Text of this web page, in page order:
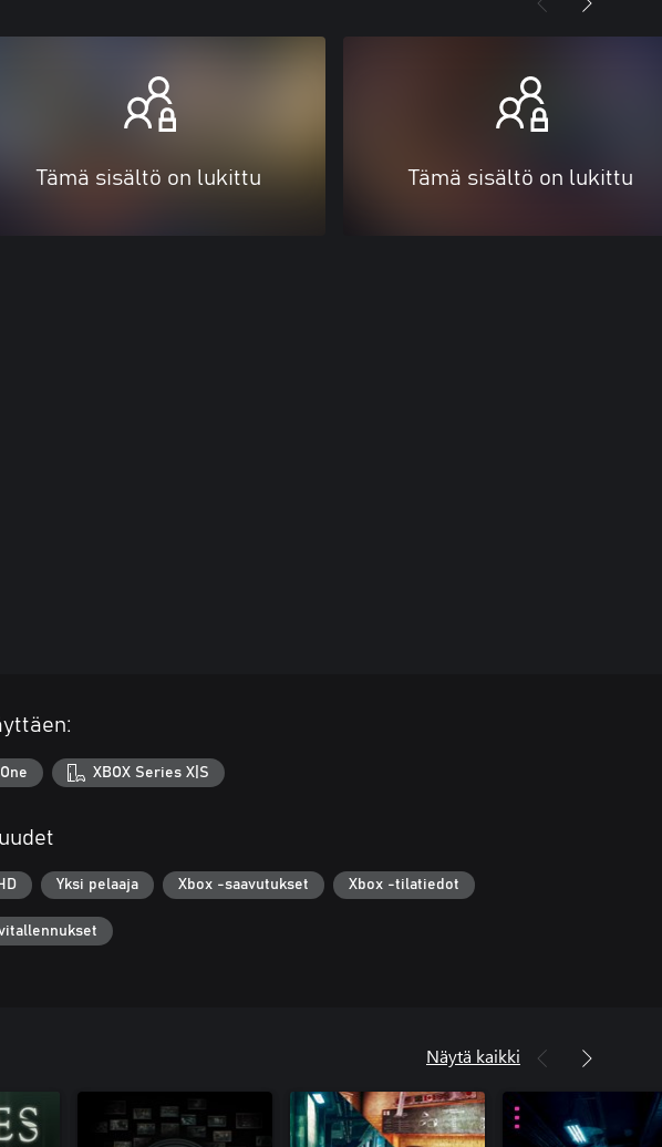
Tämä sisältö on lukittu Tämä sisältö on lukittu
XBOX Series X|S
Yksi pelaaja Xbox -saavutukset Xbox -tilatiedot
Näytä kaikki